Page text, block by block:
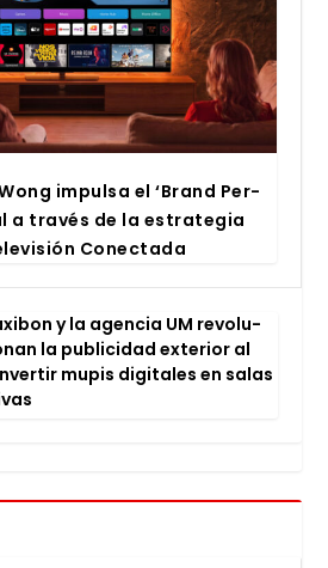
impul­sa el ‘Brand Per­
a tra­vés de la estra­te­gia
Conec­ta­da
y la agen­cia UM revo­lu­
la publi­ci­dad exte­rior al
mupis digi­ta­les en salas